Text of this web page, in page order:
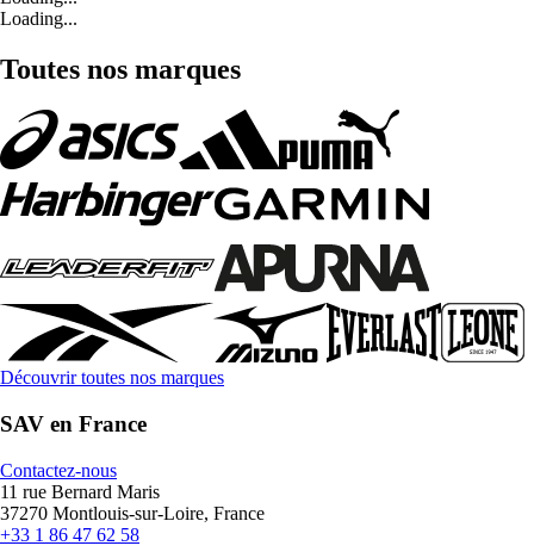
Loading...
Toutes nos marques
Découvrir toutes nos marques
SAV en France
Contactez-nous
11 rue Bernard Maris
37270 Montlouis-sur-Loire, France
+33 1 86 47 62 58